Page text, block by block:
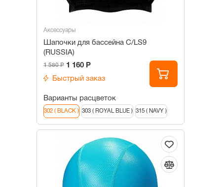
Аксессуары
Шапочки для бассейна С/LS9
(RUSSIA)
1 580 Р 1 160 Р
Быстрый заказ
Варианты расцветок
302 ( BLACK ) 303 ( ROYAL BLUE ) 315 ( NAVY )